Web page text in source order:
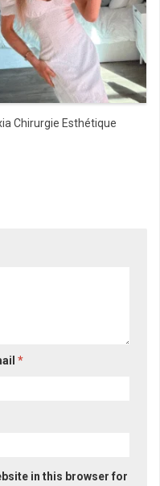
Chirurgie Esthétique
*
in this browser for